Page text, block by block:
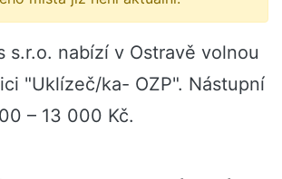
s.r.o. nabízí v Ostravě volnou
"Uklízeč/ka- OZP". Nástupní
– 13 000 Kč.